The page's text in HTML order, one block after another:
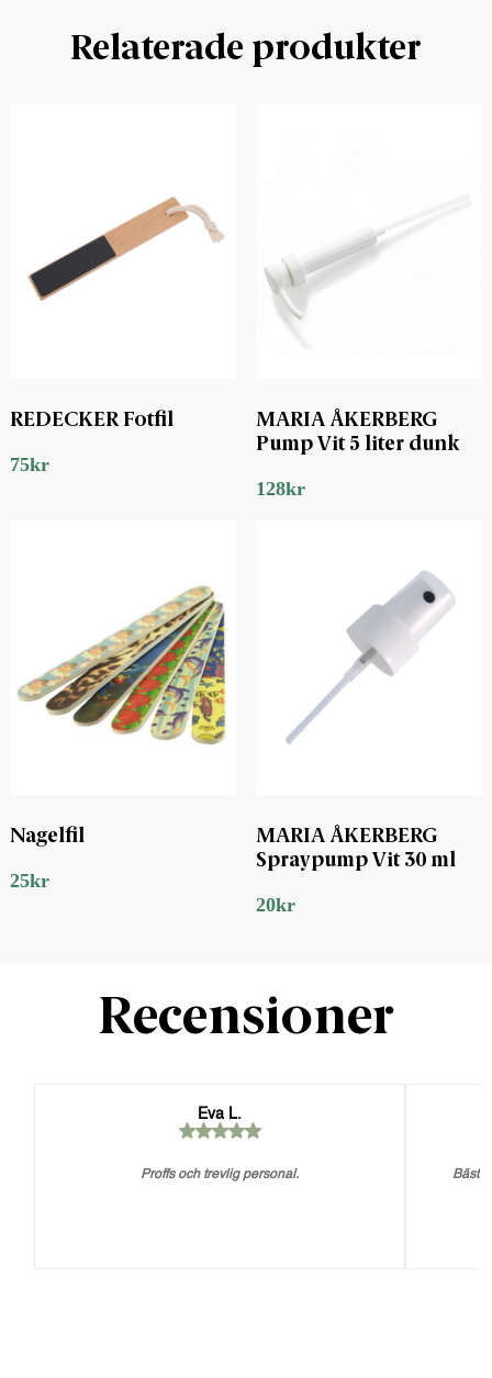
Relaterade produkter
REDECKER Fotfil
75kr
MARIA ÅKERBERG
Pump Vit 5 liter dunk
128kr
Nagelfil
25kr
MARIA ÅKERBERG
Spraypump Vit 30 ml
20kr
Recensioner
Eva L.
Proffs och trevlig personal. Bästa